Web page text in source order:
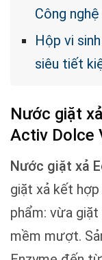
Công nghệ
Hộp vi
siêu tiết
Nước giặt
Activ Dolce
Nước giặt xả
giặt xả kết
phẩm: vừa
mềm mượt.